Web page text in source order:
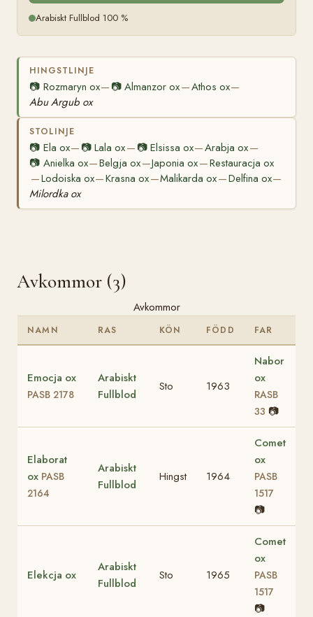
Arabiskt Fullblod 100 %
HINGSTLINJE
📷 Rozmaryn ox— 📷Almanzor ox—Athos ox—
Abu Argub ox
STOLINJE
📷 Ela ox— 📷Lala ox— 📷 Elsissa ox—Arabja ox—
📷 Anielka ox—Belgja ox—Japonia ox—Restauracja ox
—Lodoiska ox—Krasna ox—Malikarda ox—Delfina ox—
Milordka ox
Avkommor (3)
Avkommor
NAMN RAS KÖN FÖDD FAR
Emocja ox
PASB 2178
Arabiskt
Fullblod
Sto 1963
Nabor
ox
RASB
33 📷
Elaborat
ox PASB
2164
Arabiskt
Fullblod
Hingst 1964
Comet
ox
PASB
1517
📷
Elekcja ox
Arabiskt
Fullblod
Sto 1965
Comet
ox
PASB
1517
📷